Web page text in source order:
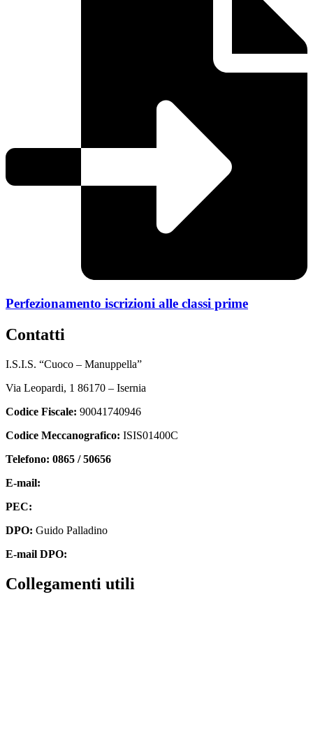
Perfezionamento iscrizioni alle classi prime
contatti
I.S.I.S. “Cuoco – Manuppella”
Via Leopardi, 1 86170 – Isernia
Codice Fiscale: 90041740946
Codice Meccanografico: ISIS01400C
Telefono: 0865 / 50656
E-mail:
PEC:
DPO: Guido Palladino
E-mail DPO:
collegamenti utili